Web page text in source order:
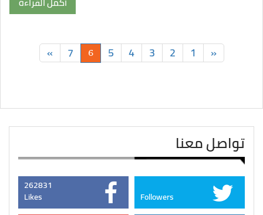
«
1
2
3
4
5
6
7
»
تواصل معنا
Followers
262831
Likes